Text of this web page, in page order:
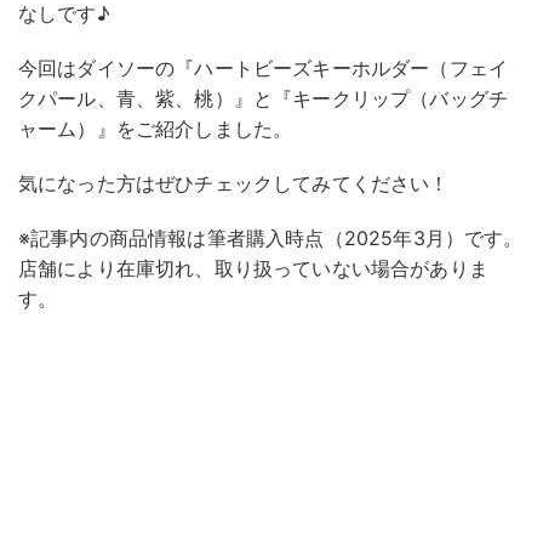
なしです♪
今回はダイソーの『ハートビーズキーホルダー（フェイ
クパール、青、紫、桃）』と『キークリップ（バッグチ
ャーム）』をご紹介しました。
気になった方はぜひチェックしてみてください！
※記事内の商品情報は筆者購入時点（2025年3月）です。
店舗により在庫切れ、取り扱っていない場合がありま
す。